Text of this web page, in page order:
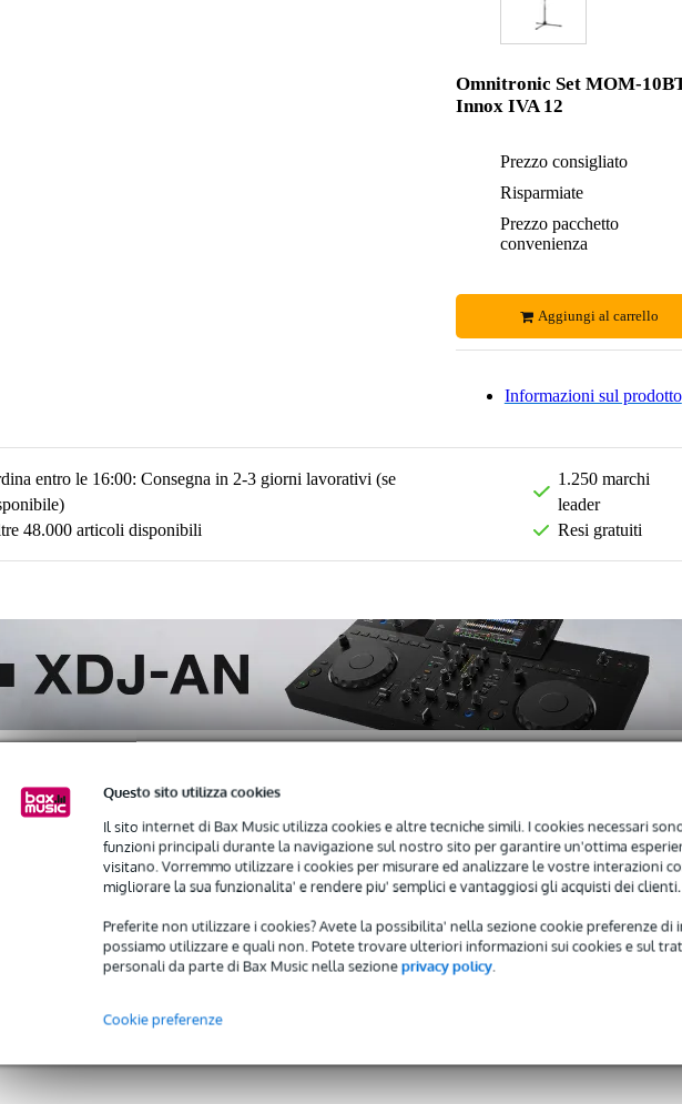
Questo sito utilizza cookies
Il sito internet di Bax Music utilizza cookies e altre tecniche simili. I cookies necessari
funzioni principali durante la navigazione sul nostro sito per garantire un'ottima
visitano. Vorremmo utilizzare i cookies per misurare ed analizzare le vostre interazioni
migliorare la sua funzionalita' e rendere piu' semplici e vantaggiosi gli acquisti dei clienti.
Preferite non utilizzare i cookies? Avete la possibilita' nella sezione cookie preferenze di
possiamo utilizzare e quali non. Potete trovare ulteriori informazioni sui cookies e sul
personali da parte di Bax Music nella sezioneprivacy policy.
Cookie preferenze
Omnitronic Set MOM-
Innox IVA 12
Prezzo consigliato
Risparmiate
Prezzo pacchetto
convenienza
Aggiungi al carrello
Informazioni sul prodotto
entro le 16:00: Consegna in 2-3 giorni lavorativi (se
48.000 articoli disponibili
1.250 marchi
leader
Resi gratuiti
prodotto Recensioni(0) Download (1)
MOM-10BT4 Impianto PA + Lettore CD + DAD
servizio
Music
avrete una garanzia di 2 anni.